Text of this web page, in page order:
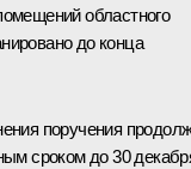
областного
до конца
поручения
сроком до 30